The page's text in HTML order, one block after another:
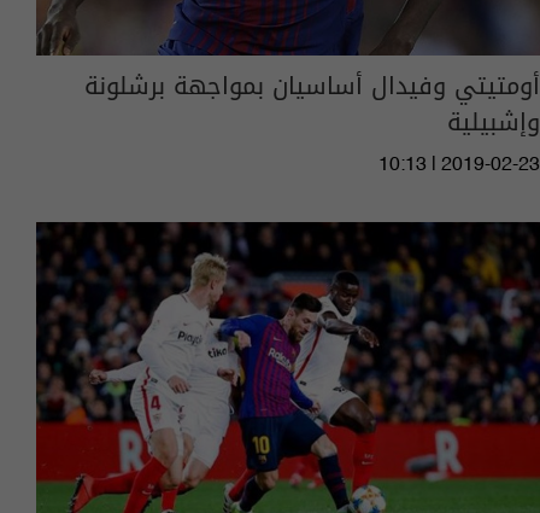
أومتيتي وفيدال أساسيان بمواجهة برشلونة
وإشبيلية
10:13 | 2019-02-23